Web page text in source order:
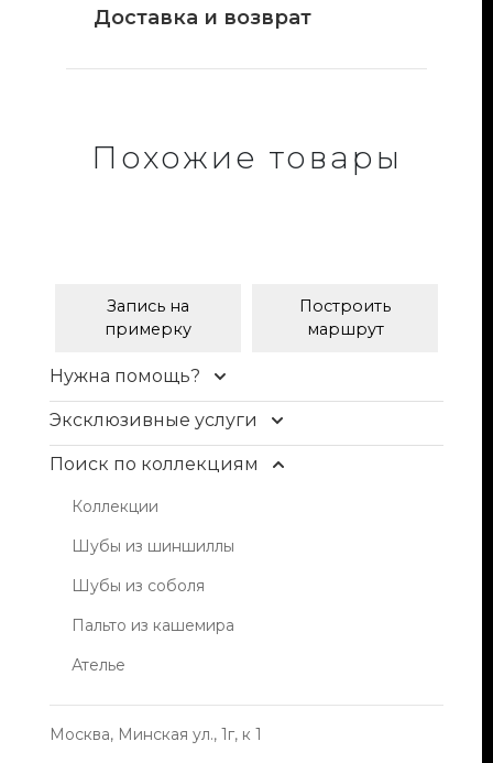
Доставка и возврат
Похожие товары
Запись на
примерку
Построить
маршрут
Нужна помощь?
Контакты
Доставка и оплата
FAQ
Условия продажи
Блог
Эксклюзивные услуги
Уход и чистка меха
Рестайлинг меха
Хранение шуб
Пошив изделий
Индивидуальный пошив одежды из кожи,
Поиск по коллекциям
Коллекции
Шубы из шиншиллы
Шубы из соболя
Пальто из кашемира
Ателье
Москва, Минская ул., 1г, к 1